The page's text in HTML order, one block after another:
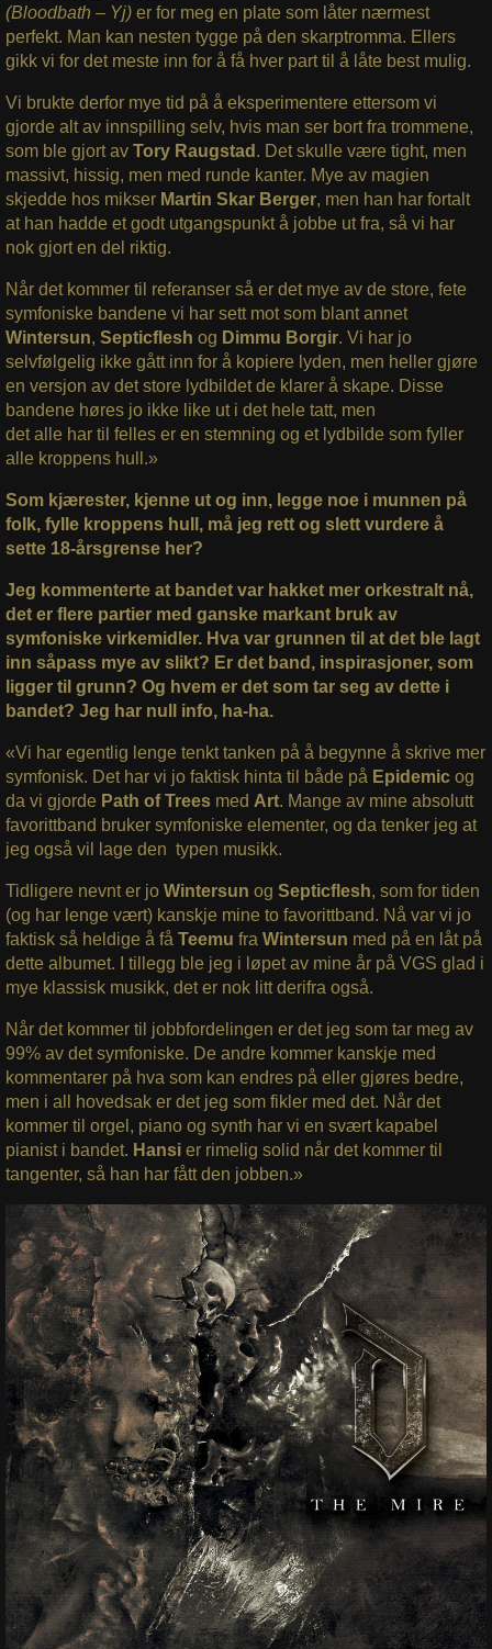
(Bloodbath – Yj) er for meg en plate som låter nærmest
perfekt. Man kan nesten tygge på den skarptromma. Ellers
gikk vi for det meste inn for å få hver part til å låte best mulig.
Vi brukte derfor mye tid på å eksperimentere ettersom vi
gjorde alt av innspilling selv, hvis man ser bort fra trommene,
som ble gjort av Tory Raugstad . Det skulle være tight, men
massivt, hissig, men med runde kanter. Mye av magien
skjedde hos mikser Martin Skar Berger, men han har fortalt
at han hadde et godt utgangspunkt å jobbe ut fra, så vi har
nok gjort en del riktig.
Når det kommer til referanser så er det mye av de store, fete
symfoniske bandene vi har sett mot som blant annet
Wintersun, Septicflesh og Dimmu Borgir. Vi har jo
selvfølgelig ikke gått inn for å kopiere lyden, men heller gjøre
en versjon av det store lydbildet de klarer å skape. Disse
bandene høres jo ikke like ut i det hele tatt, men
det alle har til felles er en stemning og et lydbilde som fyller
alle kroppens hull.»
Som kjærester, kjenne ut og inn, legge noe i munnen på
folk, fylle kroppens hull, må jeg rett og slett vurdere å
sette 18-årsgrense her?
Jeg kommenterte at bandet var hakket mer orkestralt nå,
det er flere partier med ganske markant bruk av
symfoniske virkemidler. Hva var grunnen til at det ble lagt
inn såpass mye av slikt? Er det band, inspirasjoner, som
ligger til grunn? Og hvem er det som tar seg av dette i
bandet? Jeg har null info, ha-ha.
«Vi har egentlig lenge tenkt tanken på å begynne å skrive mer
symfonisk. Det har vi jo faktisk hinta til både på Epidemic og
da vi gjorde Path of Treesmed Art. Mange av mine absolutt
favorittband bruker symfoniske elementer, og da tenker jeg at
jeg også vil lage den typen musikk.
Tidligere nevnt er jo Wintersun og Septicflesh, som for tiden
(og har lenge vært) kanskje mine to favorittband. Nå var vi jo
faktisk så heldige å få Teemu fra Wintersun med på en låt på
dette albumet. I tillegg ble jeg i løpet av mine år på VGS glad i
mye klassisk musikk, det er nok litt derifra også.
Når det kommer til jobbfordelingen er det jeg som tar meg av
99% av det symfoniske. De andre kommer kanskje med
kommentarer på hva som kan endres på eller gjøres bedre,
men i all hovedsak er det jeg som fikler med det. Når det
kommer til orgel, piano og synth har vi en svært kapabel
pianist i bandet. Hansi er rimelig solid når det kommer til
tangenter, så han har fått den jobben.»